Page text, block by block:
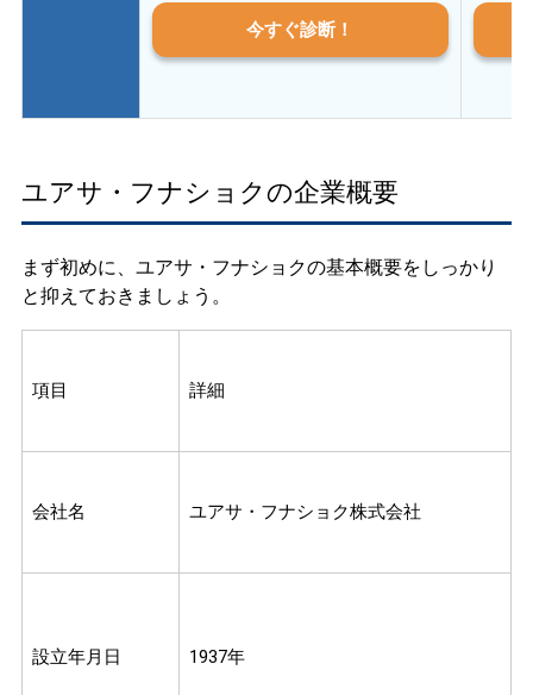
今すぐ診断！
ユアサ・フナショクの企業概要
まず初めに、ユアサ・フナショクの基本概要をしっかり
と抑えておきましょう。
項目 詳細
会社名 ユアサ・フナショク株式会社
設立年月日 1937年